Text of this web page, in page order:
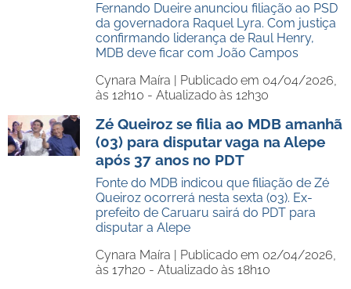
Fernando Dueire anunciou filiação ao PSD
da governadora Raquel Lyra. Com justiça
confirmando liderança de Raul Henry,
MDB deve ficar com João Campos
Cynara Maíra | Publicado em 04/04/2026,
às 12h10 - Atualizado às 12h30
Zé Queiroz se filia ao MDB amanhã
(03) para disputar vaga na Alepe
após 37 anos no PDT
Fonte do MDB indicou que filiação de Zé
Queiroz ocorrerá nesta sexta (03). Ex-
prefeito de Caruaru sairá do PDT para
disputar a Alepe
Cynara Maíra | Publicado em 02/04/2026,
às 17h20 - Atualizado às 18h10